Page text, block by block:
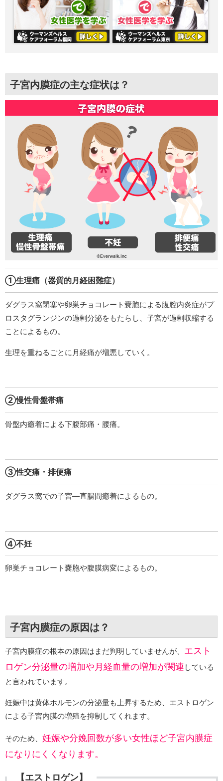
子宮内膜症の主な症状は？
①生理痛（器質的月経困難症）
ダグラス窩閉塞や卵巣チョコレート嚢胞による腹腔内炎症がプ
ロスタグランジンの過剰分泌をもたらし、子宮が過剰収縮する
ことによるもの。
生理を重ねるごとに月経痛が増悪していく。
②慢性骨盤帯痛
骨盤内癒着による下腹部痛・腰痛。
③性交痛・排便痛
ダグラス窩での子宮—直腸間癒着によるもの。
④不妊
卵巣チョコレート嚢胞や腹膜病変によるもの。
子宮内膜症の原因は？
子宮内膜症の根本の原因はまだ判明していませんが、 エスト
ロゲン分泌量の増加や月経血量の増加が関連 している
と言われています。
妊娠中は黄体ホルモンの分泌量も上昇するため、エストロゲン
による子宮内膜の増殖を抑制してくれます。
そのため、 妊娠や分娩回数が多い女性ほど子宮内膜症
になりにくくなります。
【エストロゲン】